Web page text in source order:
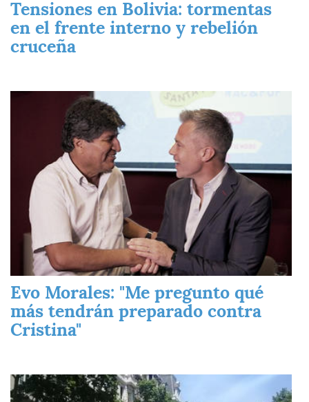
Tensiones en Bolivia: tormentas
en el frente interno y rebelión
cruceña
Evo Morales: "Me pregunto qué
más tendrán preparado contra
Cristina"
Imagen